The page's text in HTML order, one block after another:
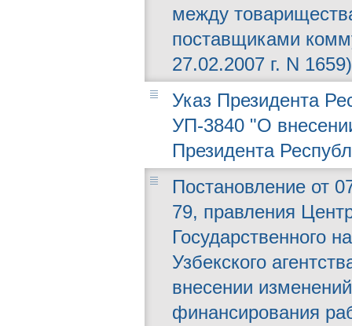
между
поставщиками
27.02.2007 г. N 1659)
Указ Президента
УП-3840 "О
Президента
Постановление от
79, правления
Государственного
Узбекского
внесении
финансирования